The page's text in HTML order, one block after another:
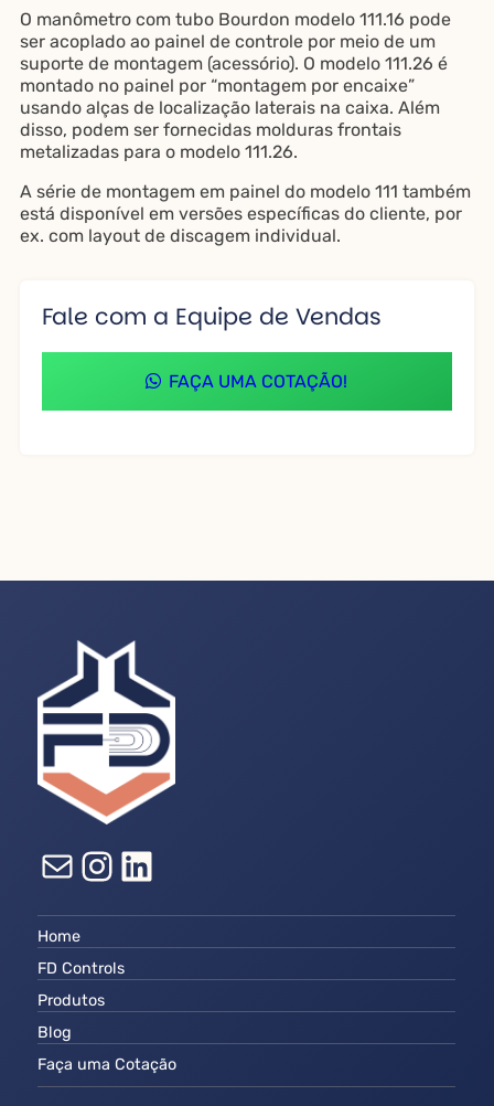
O manômetro com tubo Bourdon modelo 111.16 pode
ser acoplado ao painel de controle por meio de um
suporte de montagem (acessório). O modelo 111.26 é
montado no painel por “montagem por encaixe”
usando alças de localização laterais na caixa. Além
disso, podem ser fornecidas molduras frontais
metalizadas para o modelo 111.26.
A série de montagem em painel do modelo 111 também
está disponível em versões específicas do cliente, por
ex. com layout de discagem individual.
Fale com a Equipe de Vendas
FAÇA UMA COTAÇÃO!
E-mail InstagramLinkedIn
Home
FD Controls
Produtos
Blog
Faça uma Cotação